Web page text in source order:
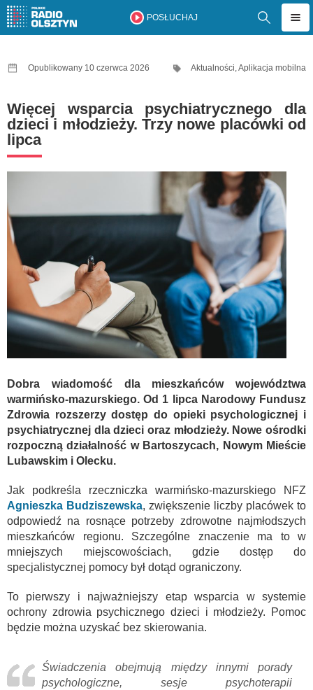
POSŁUCHAJ
Opublikowany 10 czerwca 2026 Aktualności,Aplikacja mobilna
Więcej wsparcia psychiatrycznego dla
dzieci i młodzieży. Trzy nowe placówki od
lipca
Dobra wiadomość dla mieszkańców województwa
warmińsko-mazurskiego. Od 1 lipca Narodowy Fundusz
Zdrowia rozszerzy dostęp do opieki psychologicznej i
psychiatrycznej dla dzieci oraz młodzieży. Nowe ośrodki
rozpoczną działalność w Bartoszycach, Nowym Mieście
Lubawskim i Olecku.
Jak podkreśla rzeczniczka warmińsko-mazurskiego NFZ
Agnieszka Budziszewska, zwiększenie liczby placówek to
odpowiedź na rosnące potrzeby zdrowotne najmłodszych
mieszkańców regionu. Szczególne znaczenie ma to w
mniejszych miejscowościach, gdzie dostęp do
specjalistycznej pomocy był dotąd ograniczony.
To pierwszy i najważniejszy etap wsparcia w systemie
ochrony zdrowia psychicznego dzieci i młodzieży. Pomoc
będzie można uzyskać bez skierowania.
Świadczenia obejmują między innymi porady
psychologiczne, sesje psychoterapii